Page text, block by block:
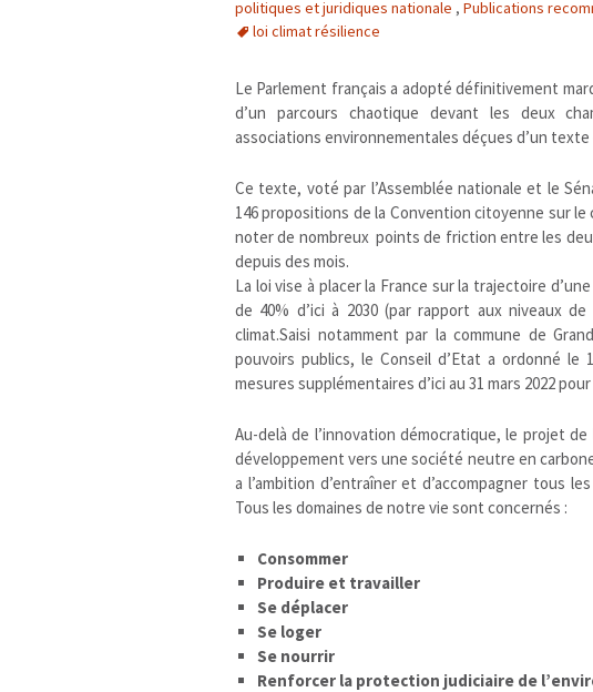
Eau
offre
politiques et juridiques nationale , Publications
loi climat résilience
Le Parlement français a adopté définitivement
d’un parcours chaotique devant les deux
associations environnementales déçues d’un texte
Ce texte, voté par l’Assemblée nationale et le
146 propositions de la Convention citoyenne sur
noter de nombreux points de friction entre les
depuis des mois.
La loi vise à placer la France sur la trajectoire
de 40% d’ici à 2030 (par rapport aux niveaux
climat.Saisi notamment par la commune de
pouvoirs publics, le Conseil d’Etat a ordonné
mesures supplémentaires d’ici au 31 mars 2022
Au-delà de l’innovation démocratique, le projet
développement vers une société neutre en
a l’ambition d’entraîner et d’accompagner tous
Tous les domaines de notre vie sont concernés :
Consommer
Produire et travailler
Se déplacer
Se loger
Se nourrir
Renforcer la protection judiciaire de